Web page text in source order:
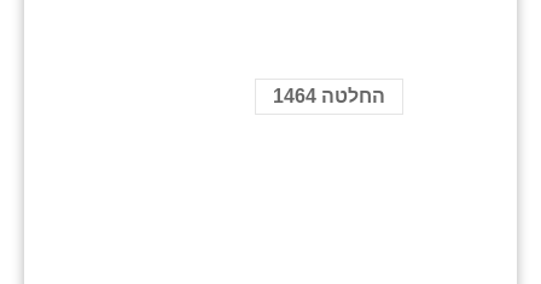
החלטה 1464